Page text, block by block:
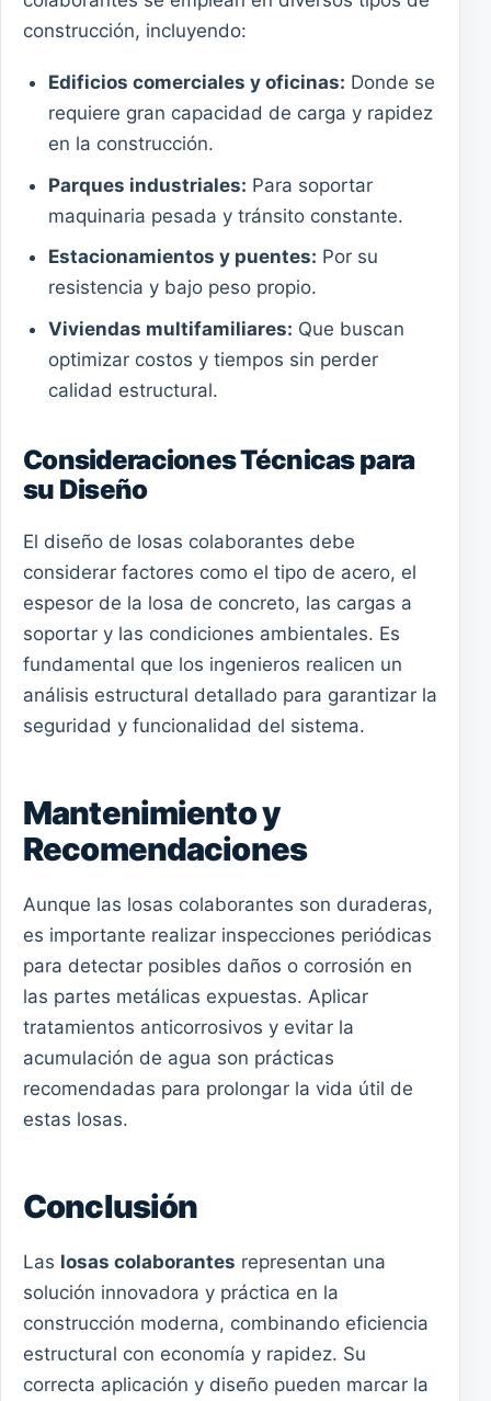
construcción, incluyendo:
Edificios comerciales y oficinas: Donde se
requiere gran capacidad de carga y rapidez
en la construcción.
Parques industriales: Para soportar
maquinaria pesada y tránsito constante.
Estacionamientos y puentes: Por su
resistencia y bajo peso propio.
Viviendas multifamiliares: Que buscan
optimizar costos y tiempos sin perder
calidad estructural.
Consideraciones Técnicas para
su Diseño
El diseño de losas colaborantes debe
considerar factores como el tipo de acero, el
espesor de la losa de concreto, las cargas a
soportar y las condiciones ambientales. Es
fundamental que los ingenieros realicen un
análisis estructural detallado para garantizar la
seguridad y funcionalidad del sistema.
Mantenimiento y
Recomendaciones
Aunque las losas colaborantes son duraderas,
es importante realizar inspecciones periódicas
para detectar posibles daños o corrosión en
las partes metálicas expuestas. Aplicar
tratamientos anticorrosivos y evitar la
acumulación de agua son prácticas
recomendadas para prolongar la vida útil de
estas losas.
Conclusión
Las losas colaborantes representan una
solución innovadora y práctica en la
construcción moderna, combinando eficiencia
estructural con economía y rapidez. Su
correcta aplicación y diseño pueden marcar la